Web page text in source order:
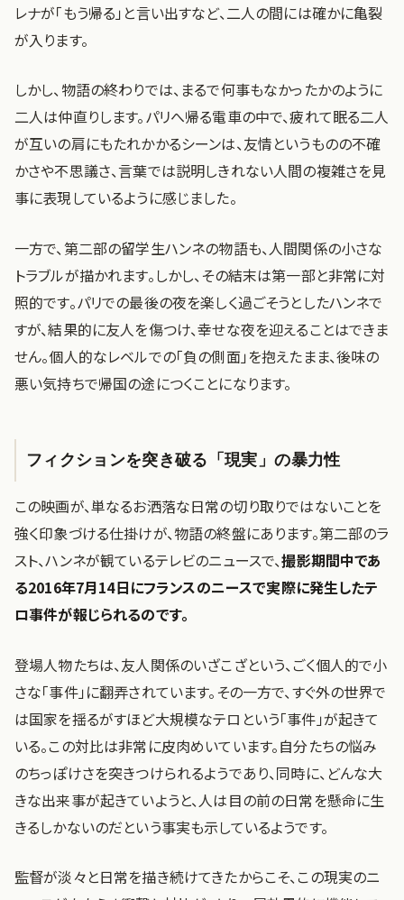
レナが「もう帰る」と言い出すなど、二人の間には確かに亀裂
が入ります。
しかし、物語の終わりでは、まるで何事もなかったかのように
二人は仲直りします。パリへ帰る電車の中で、疲れて眠る二人
が互いの肩にもたれかかるシーンは、友情というものの不確
かさや不思議さ、言葉では説明しきれない人間の複雑さを見
事に表現しているように感じました。
一方で、第二部の留学生ハンネの物語も、人間関係の小さな
トラブルが描かれます。しかし、その結末は第一部と非常に対
照的です。パリでの最後の夜を楽しく過ごそうとしたハンネで
すが、結果的に友人を傷つけ、幸せな夜を迎えることはできま
せん。個人的なレベルでの「負の側面」を抱えたまま、後味の
悪い気持ちで帰国の途につくことになります。
フィクションを突き破る「現実」の暴力性
この映画が、単なるお洒落な日常の切り取りではないことを
強く印象づける仕掛けが、物語の終盤にあります。第二部のラ
スト、ハンネが観ているテレビのニュースで、撮影期間中であ
る2016年7月14日にフランスのニースで実際に発生したテ
ロ事件が報じられるのです。
登場人物たちは、友人関係のいざこざという、ごく個人的で小
さな「事件」に翻弄されています。その一方で、すぐ外の世界で
は国家を揺るがすほど大規模なテロという「事件」が起きて
いる。この対比は非常に皮肉めいています。自分たちの悩み
のちっぽけさを突きつけられるようであり、同時に、どんな大
きな出来事が起きていようと、人は目の前の日常を懸命に生
きるしかないのだという事実も示しているようです。
監督が淡々と日常を描き続けてきたからこそ、この現実のニ